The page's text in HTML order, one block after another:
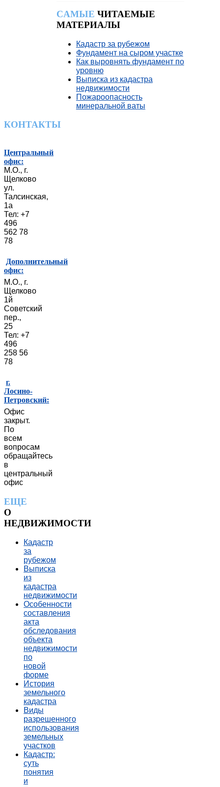
CАМЫЕ ЧИТАЕМЫЕ
МАТЕРИАЛЫ
Кадастр за рубежом
Фундамент на сыром участке
Как выровнять фундамент по
уровню
Выписка из кадастра
недвижимости
Пожароопасность
минеральной ваты
КОНТАКТЫ
Центральный
офис:
М.О., г.
Щелково
ул.
Талсинская,
1а
Тел: +7
496
562 78
78
Дополнительный
офис:
М.О., г.
Щелково
1й
Советский
пер.,
25
Тел: +7
496
258 56
78
г.
Лосино-
Петровский:
Офис
закрыт.
По
всем
вопросам
обращайтесь
в
центральный
офис
ЕЩЕ
О
НЕДВИЖИМОСТИ
Кадастр
за
рубежом
Выписка
из
кадастра
недвижимости
Особенности
составления
акта
обследования
объекта
недвижимости
по
новой
форме
История
земельного
кадастра
Виды
разрешенного
использования
земельных
участков
Кадастр:
суть
понятия
и